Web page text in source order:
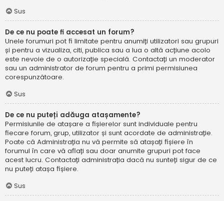
Sus
De ce nu poate fi accesat un forum?
Unele forumuri pot fi limitate pentru anumiți utilizatori sau grupuri
și pentru a vizualiza, citi, publica sau a lua o altă acțiune acolo
este nevoie de o autorizație specială. Contactați un moderator
sau un administrator de forum pentru a primi permisiunea
corespunzătoare.
Sus
De ce nu puteți adăuga atașamente?
Permisiunile de atașare a fișierelor sunt individuale pentru
fiecare forum, grup, utilizator și sunt acordate de administrație.
Poate că Administrația nu vă permite să atașați fișiere în
forumul în care vă aflați sau doar anumite grupuri pot face
acest lucru. Contactați administrația dacă nu sunteți sigur de ce
nu puteți atașa fișiere.
Sus